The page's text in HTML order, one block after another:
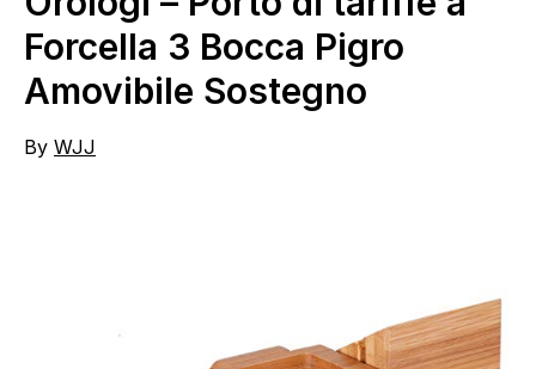
Forcella 3 Bocca Pigro
Amovibile Sostegno
By WJJ